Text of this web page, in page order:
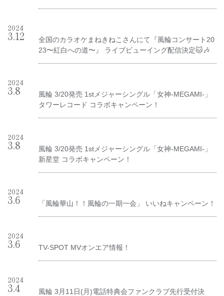
2024
3.12
全国のカラオケまねきねこさんにて『風輪コンサート20
23〜紅白への道〜』 ライブビューイング配信決定🐱🎶
2024
3.8
風輪 3/20発売 1stメジャーシングル「女神-MEGAMI-」
タワーレコード コラボキャンペーン！
2024
3.8
風輪 3/20発売 1stメジャーシングル「女神-MEGAMI-」
新星堂 コラボキャンペーン！
2024
3.6 「風輪華山！！風輪の一期一会」 いいねキャンペーン！
2024
3.6 TV-SPOT MVオンエア情報！
2024
3.4
風輪 3月11日(月)電話特典会ファンクラブ先行受付決